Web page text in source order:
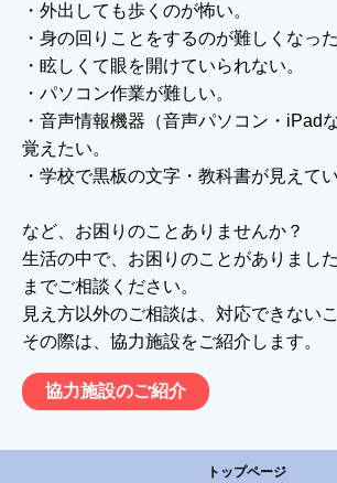
・外出しても歩くのが怖い。
・身の回りことをするのが難しくなった
・眩しくて眼を開けていられない。
・パソコン作業が難しい。
・音声情報機器（音声パソコン・iPad
覚えたい。
・学校で黒板の文字・教科書が見えて
など、お困りのことありませんか？
生活の中で、お困りのことがありまし
までご相談ください。
見え方以外のご相談は、対応できない
その際は、協力施設をご紹介します。
協力施設のご紹介
トップページ